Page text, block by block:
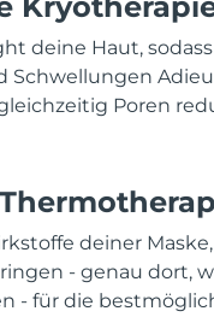
deine Haut,
Schwellungen
Poren
deiner
- genau dort,
- für die